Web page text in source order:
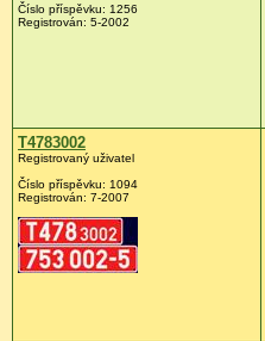
Číslo příspěvku: 1256
Registrován: 5-2002
T4783002
Registrovaný uživatel
Číslo příspěvku: 1094
Registrován: 7-2007